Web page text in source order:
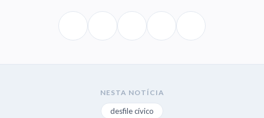
NESTA NOTÍCIA
desfile cívico